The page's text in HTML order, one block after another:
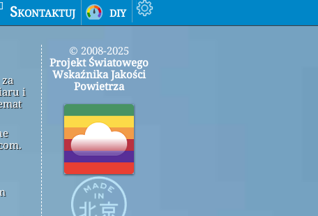
Skontaktuj diy
i
© 2008-2025
Projekt Światowego
Wskaźnika Jakości
Powietrza